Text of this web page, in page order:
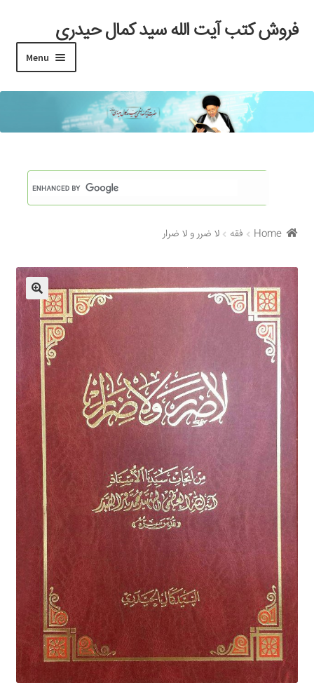
Skip
to
Skip
to
فروش کتب آیت الله سید کمال حیدری
Menu
خانه
#97 (بدون عنوان)
Checkout
My account
Search Results
Shop
برگه نمونه
برگه نمونه
بلاگ
پرداخت
تماس با ما
ثبت شکایات
حساب کاربری من
درباره ما
سبد خرید
قوانین و مقررات
Home فقه لا ضرر و لا ضرار